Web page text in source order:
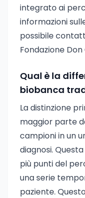
integrato ai
informazioni
possibile
Fondazione
Qual è la
biobanca
La distinzione
maggior parte
campioni in un
diagnosi.
più punti del
una serie
paziente.